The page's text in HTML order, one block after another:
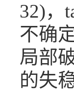
32)，
不确
局部
的失